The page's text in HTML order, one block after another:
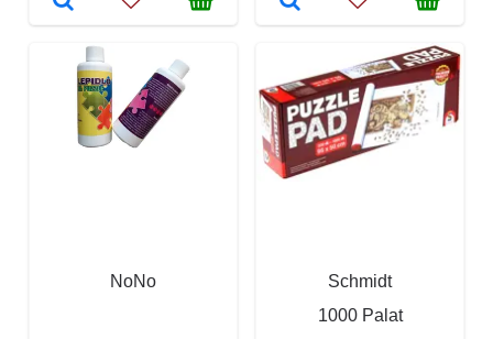
NoNo
Schmidt
1000 Palat